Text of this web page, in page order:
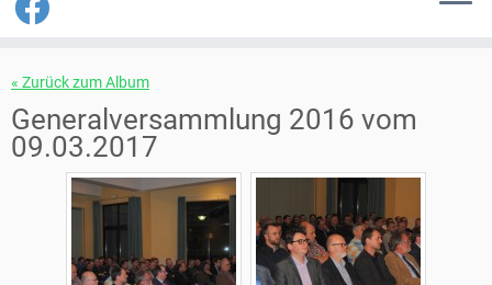
Inhalt
springen
« Zurück zum Album
Generalversammlung 2016 vom
09.03.2017